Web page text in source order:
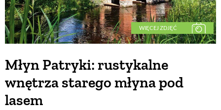
WIĘCEJ ZDJĘĆ
Młyn Patryki: rustykalne
wnętrza starego młyna pod
lasem